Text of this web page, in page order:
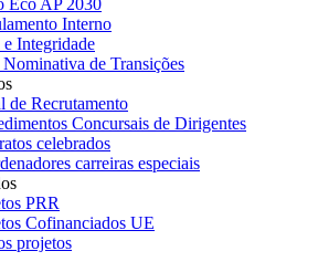
Eco AP 2030
Interno
e Integridade
de Transições
de Recrutamento
Concursais de Dirigentes
celebrados
carreiras especiais
PRR
Cofinanciados UE
projetos